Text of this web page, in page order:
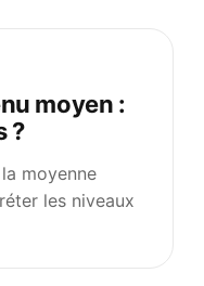
moyen :
?
moyenne
les niveaux